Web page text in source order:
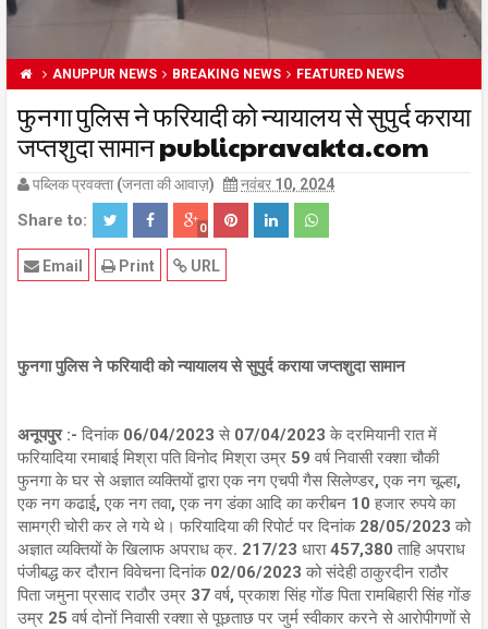
ANUPPUR NEWS BREAKING NEWS FEATURED NEWS
फुनगा पुलिस ने फरियादी को न्यायालय से सुपुर्द कराया
जप्तशुदा सामान publicpravakta.com
पब्लिक प्रवक्ता (जनता की आवाज़) नवंबर 10, 2024
Share to: 0
URL
Print
Email
फुनगा पुलिस ने फरियादी को न्यायालय से सुपुर्द कराया जप्तशुदा सामान
अनूपपुर :- दिनांक 06/04/2023 से 07/04/2023 के दरमियानी रात में
फरियादिया रमाबाई मिश्रा पति विनोद मिश्रा उम्र 59 वर्ष निवासी रक्शा चौकी
फुनगा के घर से अज्ञात व्यक्तियों द्वारा एक नग एचपी गैस सिलेण्डर, एक नग चूल्हा,
एक नग कढाई, एक नग तवा, एक नग डंका आदि का करीबन 10 हजार रुपये का
सामग्री चोरी कर ले गये थे। फरियादिया की रिपोर्ट पर दिनांक 28/05/2023 को
अज्ञात व्यक्तियों के खिलाफ अपराध क्र. 217/23 धारा 457,380 ताहि अपराध
पंजीबद्ध कर दौरान विवेचना दिनांक 02/06/2023 को संदेही ठाकुरदीन राठौर
पिता जमुना प्रसाद राठौर उम्र 37 वर्ष, प्रकाश सिंह गोंङ पिता रामबिहारी सिंह गोंङ
उम्र 25 वर्ष दोनों निवासी रक्शा से पूछताछ पर जुर्म स्वीकार करने से आरोपीगणों से